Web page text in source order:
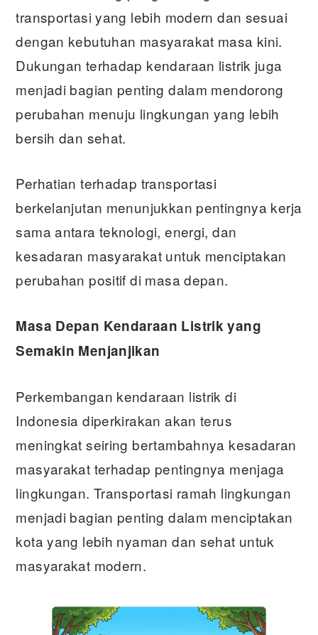
transportasi yang lebih modern dan sesuai
dengan kebutuhan masyarakat masa kini.
Dukungan terhadap kendaraan listrik juga
menjadi bagian penting dalam mendorong
perubahan menuju lingkungan yang lebih
bersih dan sehat.
Perhatian terhadap transportasi
berkelanjutan menunjukkan pentingnya kerja
sama antara teknologi, energi, dan
kesadaran masyarakat untuk menciptakan
perubahan positif di masa depan.
Masa Depan Kendaraan Listrik yang
Semakin Menjanjikan
Perkembangan kendaraan listrik di
Indonesia diperkirakan akan terus
meningkat seiring bertambahnya kesadaran
masyarakat terhadap pentingnya menjaga
lingkungan. Transportasi ramah lingkungan
menjadi bagian penting dalam menciptakan
kota yang lebih nyaman dan sehat untuk
masyarakat modern.